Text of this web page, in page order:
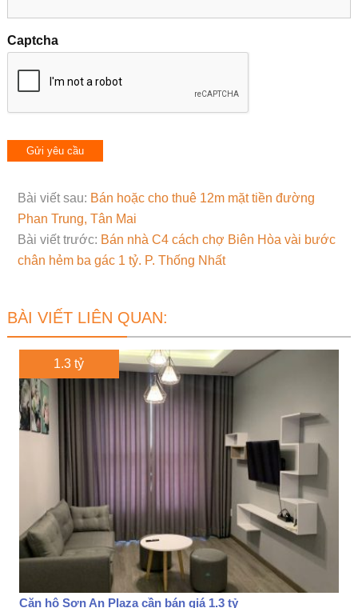
Captcha
Bài viết sau: Bán hoặc cho thuê 12m mặt tiền đường
Phan Trung, Tân Mai
Bài viết trước: Bán nhà C4 cách chợ Biên Hòa vài bước
chân hẻm ba gác 1 tỷ. P. Thống Nhất
BÀI VIẾT LIÊN QUAN:
1.3 tỷ
Căn hộ Sơn An Plaza cần bán giá 1.3 tỷ